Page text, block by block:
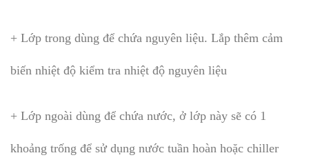
+ Lớp trong dùng để chứa nguyên liệu. Lắp thêm cảm
biến nhiệt độ kiểm tra nhiệt độ nguyên liệu
+ Lớp ngoài dùng để chứa nước, ở lớp này sẽ có 1
khoảng trống để sử dụng nước tuần hoàn hoặc chiller